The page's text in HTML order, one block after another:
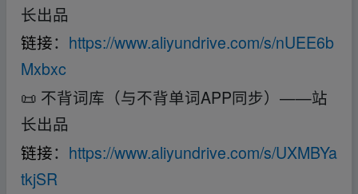
长出品
链接： https://www.aliyundrive.com/s/nUEE6b
Mxbxc
📜 不背词库（与不背单词APP同步）——站
长出品
链接： https://www.aliyundrive.com/s/UXMBYa
tkjSR